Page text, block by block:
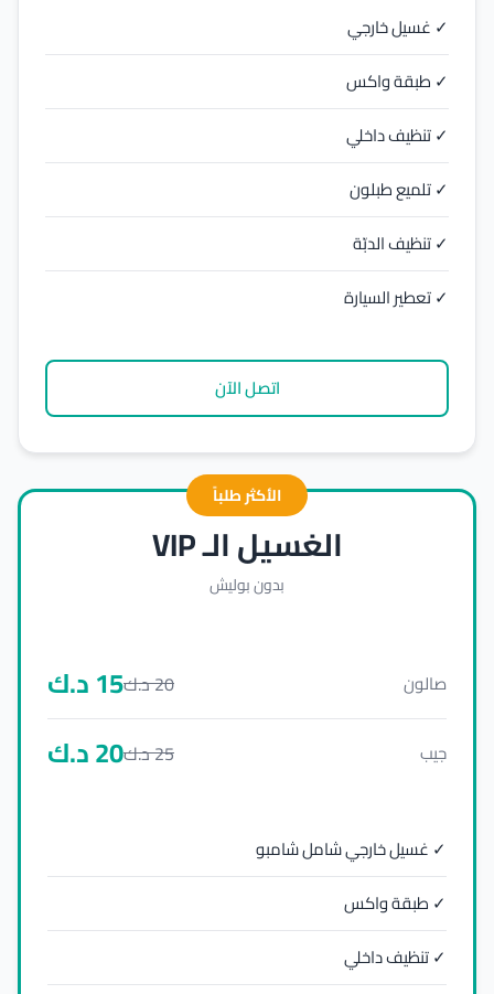
✓ غسيل خارجي
✓ طبقة واكس
✓ تنظيف داخلي
✓ تلميع طبلون
✓ تنظيف الدبّة
✓ تعطير السيارة
اتصل الآن
الأكثر طلباً
الغسيل الـ VIP
بدون بوليش
صالون 20د.ك15د.ك
جيب 25د.ك20د.ك
✓ غسيل خارجي شامل شامبو
✓ طبقة واكس
✓ تنظيف داخلي